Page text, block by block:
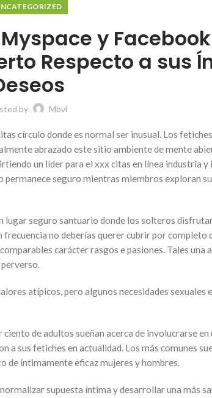
y
Respecto a sus
by Mbvl
círculo donde es normal ser inusual. Los
abrazado este sitio ambiente de mente
un líder para el xxx citas en línea industria
seguro mientras miembros exploran
seguro santuario donde los solteros
no deberías querer cubrir por completo
carácter rasgos e pasiones. Tales una
atípicos, pero algunos necesidades sexuales
de adultos sueñan acerca de involucrarse en
a sus fetiches en actualidad. Los más comunes
de íntimamente eficaz mujeres y hombres.
supuesta íntima y desarrollar una más